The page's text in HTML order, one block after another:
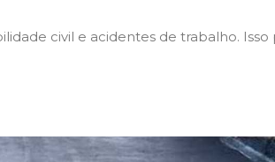
civil e acidentes de trabalho.